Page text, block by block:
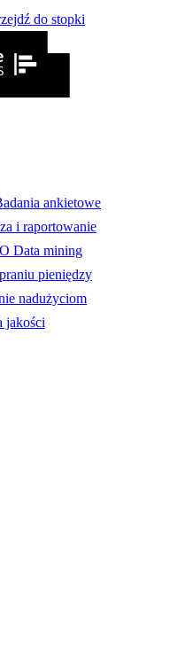
do stopki
ankietowe
i raportowanie
Data mining
pieniędzy
nadużyciom
jakości